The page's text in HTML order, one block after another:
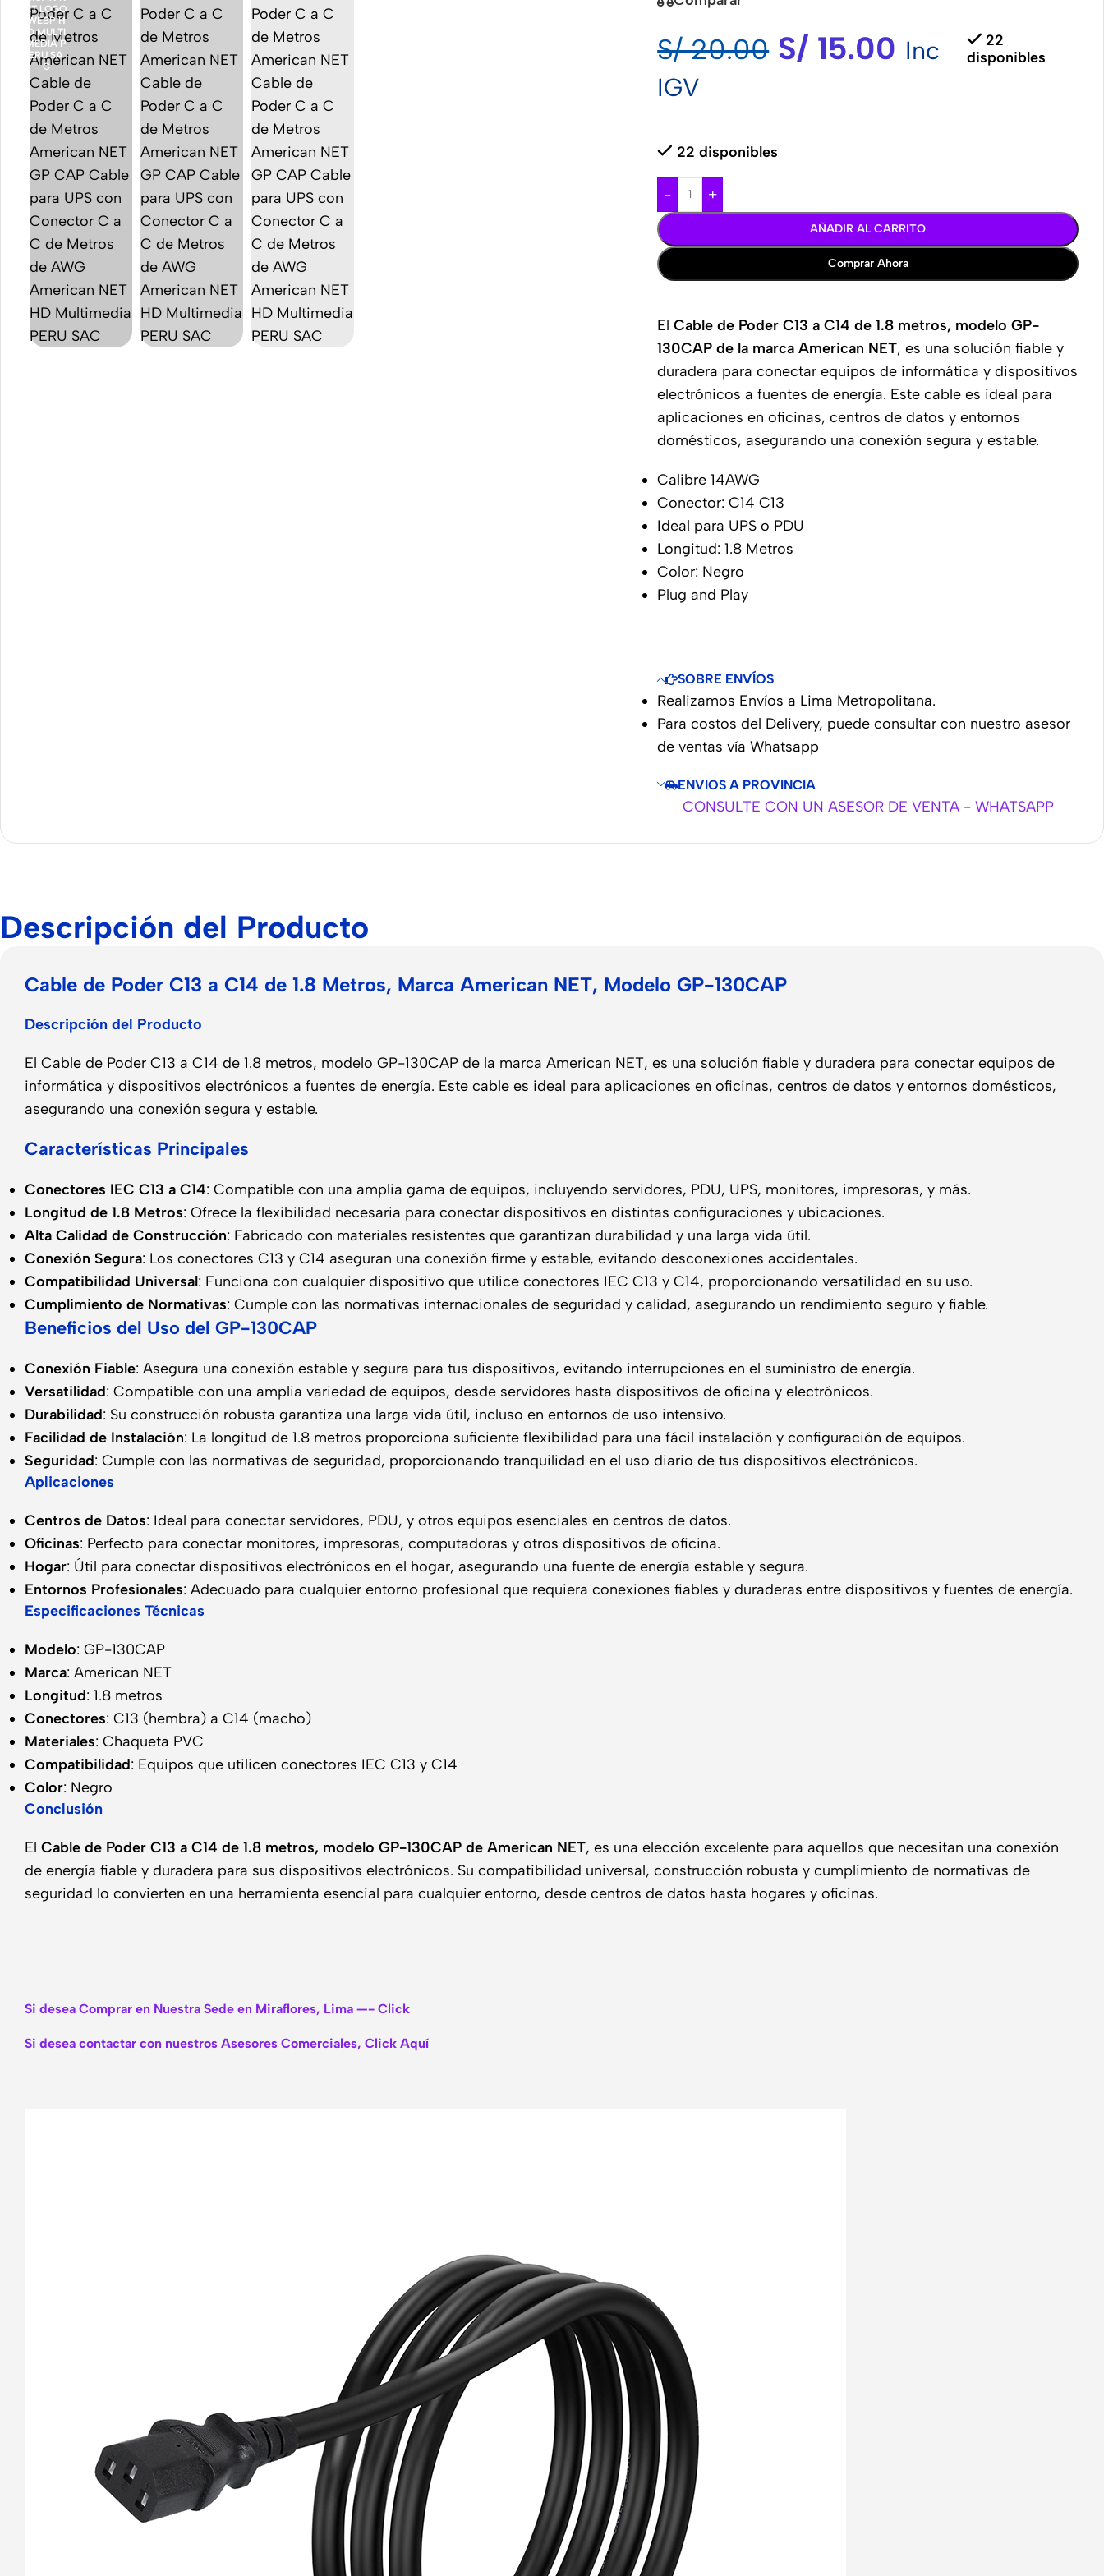
Accesorios
S/20.00 S/ 15.00 Inc
IGV
22
disponibles
22 disponibles
- +
AÑADIR AL CARRITO
Comprar Ahora
El Cable de Poder C13 a C14 de 1.8 metros, modelo GP-
130CAP de la marca American NET, es una solución fiable y
duradera para conectar equipos de informática y dispositivos
electrónicos a fuentes de energía. Este cable es ideal para
aplicaciones en oficinas, centros de datos y entornos
domésticos, asegurando una conexión segura y estable.
Calibre 14AWG
Conector: C14 C13
Ideal para UPS o PDU
Longitud: 1.8 Metros
Color: Negro
Plug and Play
SOBRE ENVÍOS
Realizamos Envíos a Lima Metropolitana.
Para costos del Delivery, puede consultar con nuestro asesor
de ventas vía Whatsapp
ENVIOS A PROVINCIA
CONSULTE CON UN ASESOR DE VENTA - WHATSAPP
Descripción del Producto
Cable de Poder C13 a C14 de 1.8 Metros, Marca American NET, Modelo GP-130CAP
Descripción del Producto
El Cable de Poder C13 a C14 de 1.8 metros, modelo GP-130CAP de la marca American NET, es una solución fiable y duradera para conectar equipos de
informática y dispositivos electrónicos a fuentes de energía. Este cable es ideal para aplicaciones en oficinas, centros de datos y entornos domésticos,
asegurando una conexión segura y estable.
Características Principales
Conectores IEC C13 a C14: Compatible con una amplia gama de equipos, incluyendo servidores, PDU, UPS, monitores, impresoras, y más.
Longitud de 1.8 Metros: Ofrece la flexibilidad necesaria para conectar dispositivos en distintas configuraciones y ubicaciones.
Alta Calidad de Construcción: Fabricado con materiales resistentes que garantizan durabilidad y una larga vida útil.
Conexión Segura: Los conectores C13 y C14 aseguran una conexión firme y estable, evitando desconexiones accidentales.
Compatibilidad Universal: Funciona con cualquier dispositivo que utilice conectores IEC C13 y C14, proporcionando versatilidad en su uso.
Cumplimiento de Normativas: Cumple con las normativas internacionales de seguridad y calidad, asegurando un rendimiento seguro y fiable.
Beneficios del Uso del GP-130CAP
Conexión Fiable: Asegura una conexión estable y segura para tus dispositivos, evitando interrupciones en el suministro de energía.
Versatilidad: Compatible con una amplia variedad de equipos, desde servidores hasta dispositivos de oficina y electrónicos.
Durabilidad: Su construcción robusta garantiza una larga vida útil, incluso en entornos de uso intensivo.
Facilidad de Instalación: La longitud de 1.8 metros proporciona suficiente flexibilidad para una fácil instalación y configuración de equipos.
Seguridad: Cumple con las normativas de seguridad, proporcionando tranquilidad en el uso diario de tus dispositivos electrónicos.
Aplicaciones
Centros de Datos: Ideal para conectar servidores, PDU, y otros equipos esenciales en centros de datos.
Oficinas: Perfecto para conectar monitores, impresoras, computadoras y otros dispositivos de oficina.
Hogar: Útil para conectar dispositivos electrónicos en el hogar, asegurando una fuente de energía estable y segura.
Entornos Profesionales: Adecuado para cualquier entorno profesional que requiera conexiones fiables y duraderas entre dispositivos y fuentes de energía.
Especificaciones Técnicas
Modelo: GP-130CAP
Marca: American NET
Longitud: 1.8 metros
Conectores: C13 (hembra) a C14 (macho)
Materiales: Chaqueta PVC
Compatibilidad: Equipos que utilicen conectores IEC C13 y C14
Color: Negro
Conclusión
El Cable de Poder C13 a C14 de 1.8 metros, modelo GP-130CAP de American NET, es una elección excelente para aquellos que necesitan una conexión
de energía fiable y duradera para sus dispositivos electrónicos. Su compatibilidad universal, construcción robusta y cumplimiento de normativas de
seguridad lo convierten en una herramienta esencial para cualquier entorno, desde centros de datos hasta hogares y oficinas.
Si desea Comprar en Nuestra Sede en Miraflores, Lima —- Click
Si desea contactar con nuestros Asesores Comerciales, Click Aquí